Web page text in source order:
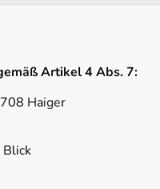
Artikel 4 Abs. 7:
Haiger
Blick